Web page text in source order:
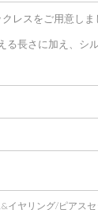
レスをご用意しま
る長さに加え、シ
イヤリング/ピアスセ